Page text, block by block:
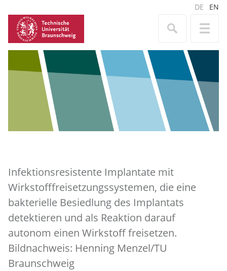
DE EN
Infektionsresistente Implantate mit
Wirkstofffreisetzungssystemen, die eine
bakterielle Besiedlung des Implantats
detektieren und als Reaktion darauf
autonom einen Wirkstoff freisetzen.
Bildnachweis: Henning Menzel/TU
Braunschweig